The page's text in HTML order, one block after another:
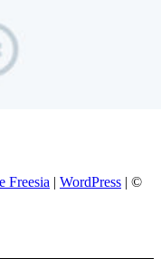
Freesia | WordPress | ©